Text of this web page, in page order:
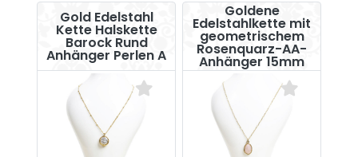
Gold Edelstahl
Kette Halskette
Barock Rund
Anhänger Perlen A
Goldene
Edelstahlkette mit
geometrischem
Rosenquarz-AA-
Anhänger 15mm